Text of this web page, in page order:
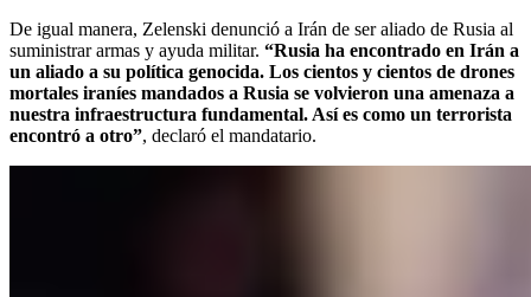
De igual manera, Zelenski denunció a Irán de ser aliado de Rusia al
suministrar armas y ayuda militar. “Rusia ha encontrado en Irán a
un aliado a su política genocida. Los cientos y cientos de drones
mortales iraníes mandados a Rusia se volvieron una amenaza a
nuestra infraestructura fundamental. Así es como un terrorista
encontró a otro”, declaró el mandatario.